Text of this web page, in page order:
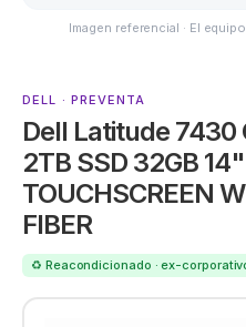
ASUS
Imagen referencial · El
DELL · PREVENTA
Dell Latitude 7430
2TB SSD 32GB
TOUCHSCREEN
FIBER
♻️ Reacondicionado · ex-